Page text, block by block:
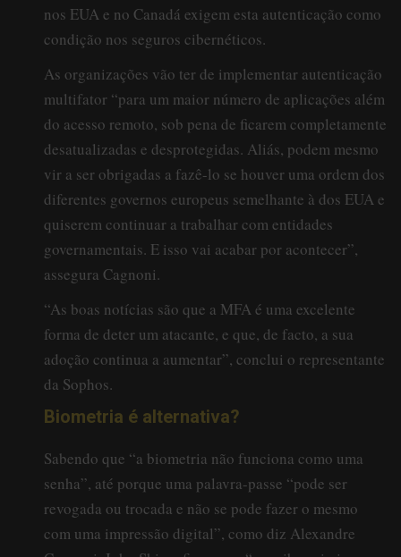
nos EUA e no Canadá exigem esta autenticação como
condição nos seguros cibernéticos.
As organizações vão ter de implementar autenticação
multifator “para um maior número de aplicações além
do acesso remoto, sob pena de ficarem completamente
desatualizadas e desprotegidas. Aliás, podem mesmo
vir a ser obrigadas a fazê-lo se houver uma ordem dos
diferentes governos europeus semelhante à dos EUA e
quiserem continuar a trabalhar com entidades
governamentais. E isso vai acabar por acontecer”,
assegura Cagnoni.
“As boas notícias são que a MFA é uma excelente
forma de deter um atacante, e que, de facto, a sua
adoção continua a aumentar”, conclui o representante
da Sophos.
Biometria é alternativa?
Sabendo que “a biometria não funciona como uma
senha”, até porque uma palavra-passe “pode ser
revogada ou trocada e não se pode fazer o mesmo
com uma impressão digital”, como diz Alexandre